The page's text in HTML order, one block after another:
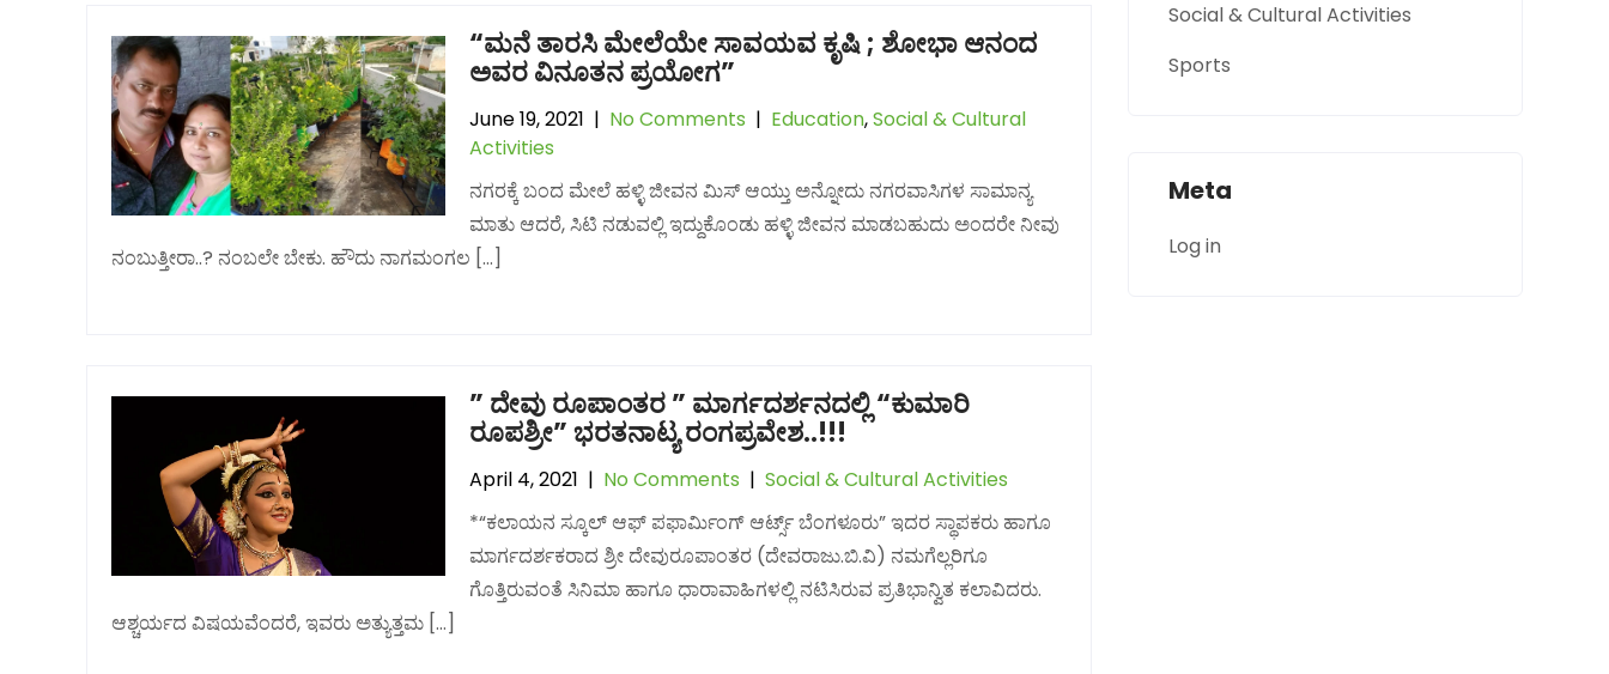
“ಮನೆ ತಾರಸಿ ಮೇಲೆಯೇ ಸಾವಯವ ಕೃಷಿ ; ಶೋಭಾ ಆನಂದ
ಅವರ ವಿನೂತನ ಪ್ರಯೋಗ”
June 19, 2021 | No Comments | Education,Social & Cultural
Activities
ನಗರಕ್ಕೆ ಬಂದ ಮೇಲೆ ಹಳ್ಳಿ ಜೀವನ ಮಿಸ್ ಆಯ್ತು ಅನ್ನೋದು ನಗರವಾಸಿಗಳ ಸಾಮಾನ್ಯ
ಮಾತು ಆದರೆ, ಸಿಟಿ ನಡುವಲ್ಲಿ ಇದ್ದುಕೊಂಡು ಹಳ್ಳಿ ಜೀವನ ಮಾಡಬಹುದು ಅಂದರೇ ನೀವು
ನಂಬುತ್ತೀರಾ..? ನಂಬಲೇ ಬೇಕು. ಹೌದು ನಾಗಮಂಗಲ […]
” ದೇವು ರೂಪಾಂತರ ” ಮಾರ್ಗದರ್ಶನದಲ್ಲಿ “ಕುಮಾರಿ
ರೂಪಶ್ರೀ” ಭರತನಾಟ್ಯ ರಂಗಪ್ರವೇಶ..!!!
April 4, 2021 | No Comments |Social & Cultural Activities
*“ಕಲಾಯನ ಸ್ಕೂಲ್ ಆಫ್ ಪಫಾರ್ಮಿಂಗ್ ಆರ್ಟ್ಸ್ ಬೆಂಗಳೂರು” ಇದರ ಸ್ಥಾಪಕರು ಹಾಗೂ
ಮಾರ್ಗದರ್ಶಕರಾದ ಶ್ರೀ ದೇವುರೂಪಾಂತರ (ದೇವರಾಜು.ಬಿ.ವಿ) ನಮಗೆಲ್ಲರಿಗೂ
ಗೊತ್ತಿರುವಂತೆ ಸಿನಿಮಾ ಹಾಗೂ ಧಾರಾವಾಹಿಗಳಲ್ಲಿ ನಟಿಸಿರುವ ಪ್ರತಿಭಾನ್ವಿತ ಕಲಾವಿದರು.
ಆಶ್ಚರ್ಯದ ವಿಷಯವೆಂದರೆ, ಇವರು ಅತ್ಯುತ್ತಮ […]
Social & Cultural Activities
Sports
Meta
Log in